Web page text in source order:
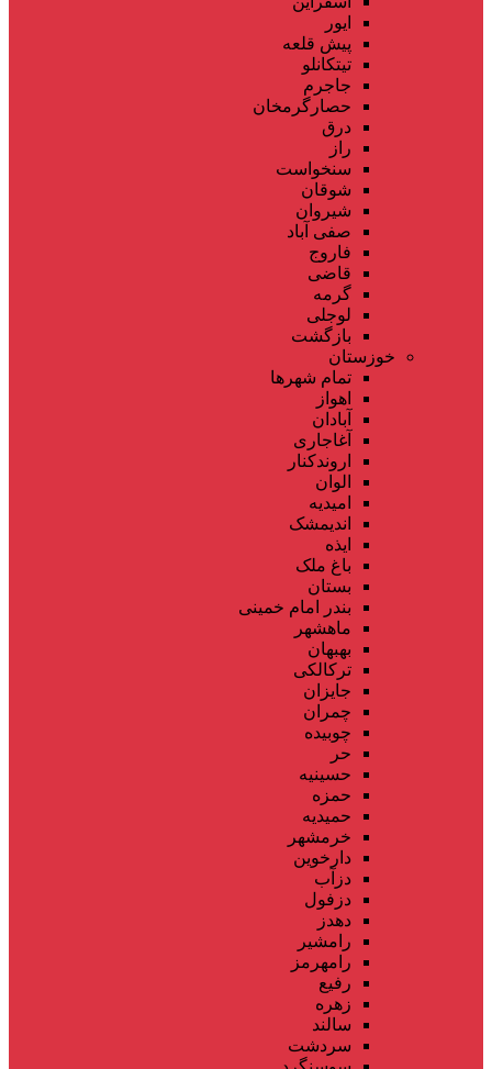
ایور
پیش قلعه
تیتکانلو
جاجرم
حصارگرمخان
درق
راز
سنخواست
شوقان
شیروان
صفی آباد
فاروج
قاضی
گرمه
لوجلی
بازگشت
خوزستان
تمام شهر‌ها
اهواز
آبادان
آغاجاری
اروندکنار
الوان
امیدیه
اندیمشک
ایذه
باغ ملک
بستان
بندر امام خمینی
ماهشهر
بهبهان
ترکالکی
جایزان
چمران
چوبیده
حر
حسینیه
حمزه
حمیدیه
خرمشهر
دارخوین
دزآب
دزفول
دهدز
رامشیر
رامهرمز
رفیع
زهره
سالند
سردشت